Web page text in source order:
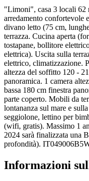
"Limoni", casa 3 locali 62
arredamento confortevole
divano letto (75 cm,
terrazza. Cucina aperta
tostapane, bollitore
elettrica). Uscita sulla
elettrico, climatizzazione.
altezza del soffitto 120 -
panoramica. 1 camera
bassa 180 cm finestra
parte coperto. Mobili da
lontananza sul mare e
seggiolone, lettino per
(wifi, gratis). Massimo 1
2024 sarà finalizzata una
profondità).
Informazioni